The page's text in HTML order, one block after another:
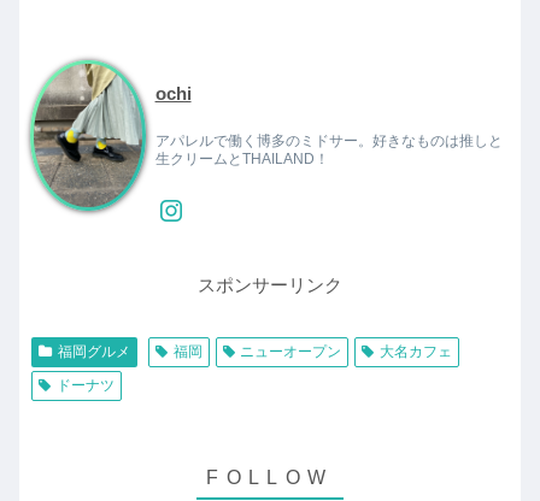
ochi
アパレルで働く博多のミドサー。好きなものは推しと
生クリームとTHAILAND！
スポンサーリンク
福岡グルメ 福岡 ニューオープン
大名カフェ
ドーナツ